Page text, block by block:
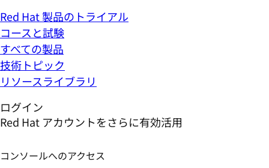
Red Hat 製品のトライアル
コースと試験
すべての製品
技術トピック
リソースライブラリ
ログイン
Red Hat アカウントをさらに有効活用
コンソールへのアクセス